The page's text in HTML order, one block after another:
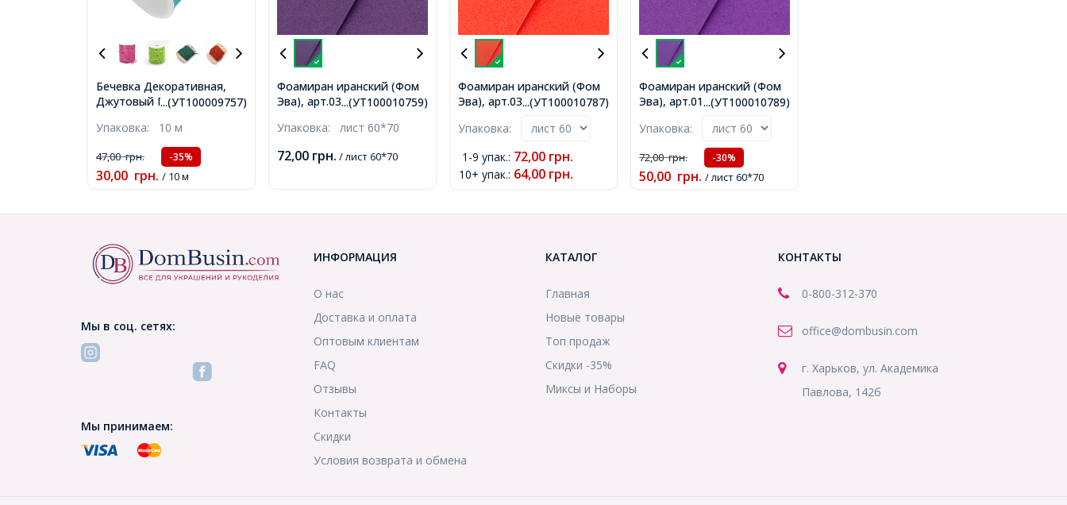
...(УТ100009757)
Бечевка Декоративная,
Джутовый Пеньковый
Размер: 2мм,
(УТ100009757)
Упаковка: 10 м
47,00грн. -35%
30,00 грн. / 10 м
...(УТ100010759)
Фоамиран иранский (Фом
Эва), арт.033(208), Цвет:
Размер: 60х70cм,
Упаковка: лист 60*70
72,00 грн. / лист 60*70
...(УТ100010787)
Фоамиран иранский (Фом
Эва), арт.039, Цвет: Томат,
60х70cм, (УТ100010787)
Упаковка:
1-9 упак.: 72,00 грн.
10+ упак.: 64,00 грн.
...(УТ100010789)
Фоамиран иранский (Фом
Эва), арт.011(157), Цвет:
1мм, Размер: 60х70cм,
(УТ100010789)
Упаковка:
72,00грн. -30%
50,00 грн. / лист 60*70
Мы в соц. сетях:
Мы принимаем:
ИНФОРМАЦИЯ
О нас
Доставка и оплата
Оптовым клиентам
FAQ
Отзывы
Контакты
Скидки
Условия возврата и обмена
КАТАЛОГ
Главная
Новые товары
Топ продаж
Скидки -35%
Миксы и Наборы
КОНТАКТЫ
0-800-312-370
office@dombusin.com
г. Харьков, ул. Академика
Павлова, 142б